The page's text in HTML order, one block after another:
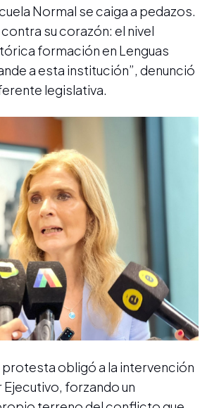
Normal se caiga a pedazos.
su corazón: el nivel
formación en Lenguas
a esta institución”, denunció
legislativa.
protesta obligó a la intervención
forzando un